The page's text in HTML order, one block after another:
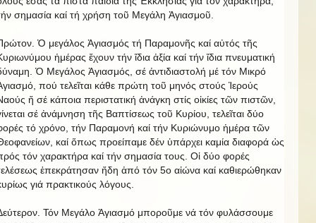
σημασία καί τή χρήση τοῦ Μεγάλη Ἁγιασμοῦ.
Ὁ μεγάλος Ἁγιασμός τή Παραμονῆς καί αὐτός τῆς
ἡμέρας ἔχουν τήν ἴδια ἀξία καί τήν ἴδια πνευματική
Ὁ Μεγάλος Ἁγιασμός, σέ ἀντιδιαστολή μέ τόν Μικρό
πού τελεῖται κάθε πρώτη τοῦ μηνός στούς Ἱερούς
ἤ σέ κάποια περιστατική ἀνάγκη στίς οἰκίες τῶν πιστῶν,
σέ ἀνάμνηση τῆς Βαπτίσεως τοῦ Κυρίου, τελεῖται δύο
τό χρόνο, τήν Παραμονή καί τήν Κυριώνυμο ἡμέρα τῶν
καί ὅπως προείπαμε δέν ὑπάρχει καμία διαφορά ὡς
τόν χαρακτήρα καί τήν σημασία τους. Οἱ δύο φορές
ἐπεκράτησαν ἤδη ἀπό τόν 5ο αἰώνα καί καθιερώθηκαν
γιά πρακτικούς λόγους.
Τόν Μεγάλο Ἁγιασμό μποροῦμε νά τόν φυλάσσουμε